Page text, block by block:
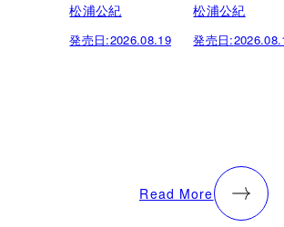
松浦公紀
発売日:2026.08.19
松浦公紀
発売日:
Read More